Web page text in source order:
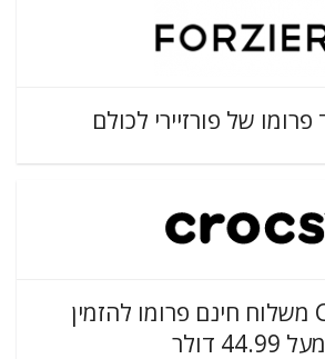
Crocs.com משלוח חינם פרומו להזמין
מעל 44.99 דולר